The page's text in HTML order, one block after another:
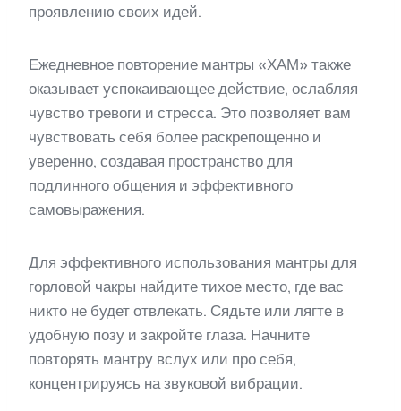
проявлению своих идей.
Ежедневное повторение мантры «ХАМ» также
оказывает успокаивающее действие, ослабляя
чувство тревоги и стресса. Это позволяет вам
чувствовать себя более раскрепощенно и
уверенно, создавая пространство для
подлинного общения и эффективного
самовыражения.
Для эффективного использования мантры для
горловой чакры найдите тихое место, где вас
никто не будет отвлекать. Сядьте или лягте в
удобную позу и закройте глаза. Начните
повторять мантру вслух или про себя,
концентрируясь на звуковой вибрации.